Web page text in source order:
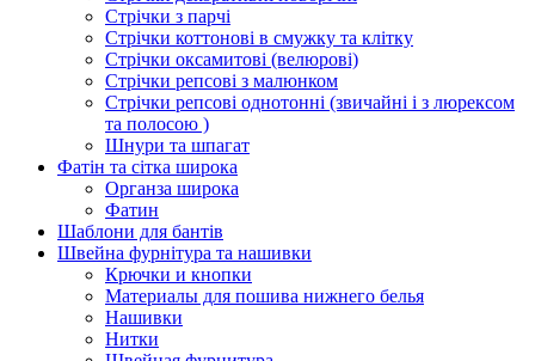
Стрічки з парчі
Стрічки коттонові в смужку та клітку
Стрічки оксамитові (велюрові)
Стрічки репсові з малюнком
Стрічки репсові однотонні (звичайні і з люрексом
та полосою )
Шнури та шпагат
Фатін та сітка широка
Органза широка
Фатин
Шаблони для бантів
Швейна фурнітура та нашивки
Крючки и кнопки
Материалы для пошива нижнего белья
Нашивки
Нитки